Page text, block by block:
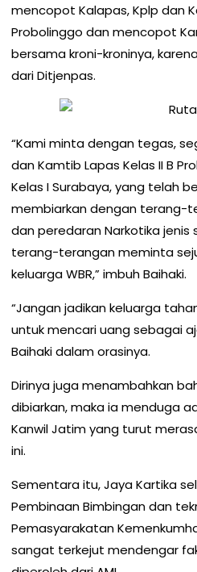
mencopot Kalapas, Kplp dan
Probolinggo dan mencopot
bersama kroni-kroninya,
dari Ditjenpas.
“Kami minta dengan tegas,
dan Kamtib Lapas Kelas II B
Kelas I Surabaya, yang telah
membiarkan dengan terang-
dan peredaran Narkotika
terang-terangan meminta
keluarga WBR,” imbuh Baihaki.
“Jangan jadikan keluarga
untuk mencari uang sebagai
Baihaki dalam orasinya.
Dirinya juga menambahkan
dibiarkan, maka ia menduga
Kanwil Jatim yang turut
ini.
Sementara itu, Jaya Kartika
Pembinaan Bimbingan dan
Pemasyarakatan
sangat terkejut mendengar